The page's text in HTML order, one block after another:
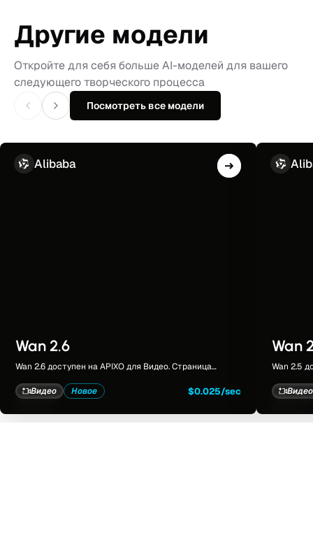
Другие модели
Откройте для себя больше AI-моделей для вашего
следующего творческого процесса
Посмотреть все модели
Alibaba
Wan 2.6
Wan 2.6 доступен на APIXO для Видео. Страница
цены и результаты в едином рабочем пространстве.
Видео Новое $0.025/sec
Wan
Wan 2.5
цены иВидео